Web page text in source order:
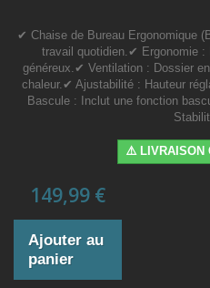
✔ Chaise de Bureau Ergonomique
travail quotidien.✔ Ergonomie :
généreux.✔ Ventilation : Dossier
chaleur.✔ Ajustabilité : Hauteur
Bascule : Inclut une fonction
⚠️ LIVRAISON
149,99 €
Ajouter au
panier